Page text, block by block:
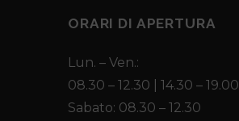
ORARI DI APERTURA
Lun. – Ven.:
08.30 – 12.30 | 14.30 – 19.00
Sabato: 08.30 – 12.30